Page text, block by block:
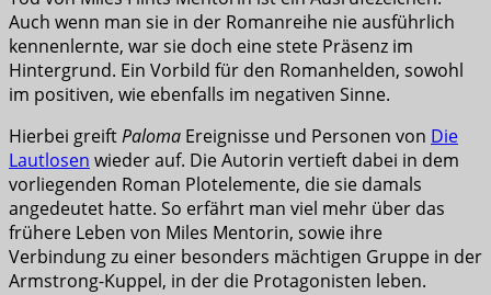
Auch wenn man sie in der Romanreihe nie ausführlich
kennenlernte, war sie doch eine stete Präsenz im
Hintergrund. Ein Vorbild für den Romanhelden, sowohl
im positiven, wie ebenfalls im negativen Sinne.
Hierbei greiftPaloma Ereignisse und Personen von Die
Lautlosen wieder auf. Die Autorin vertieft dabei in dem
vorliegenden Roman Plotelemente, die sie damals
angedeutet hatte. So erfährt man viel mehr über das
frühere Leben von Miles Mentorin, sowie ihre
Verbindung zu einer besonders mächtigen Gruppe in der
Armstrong-Kuppel, in der die Protagonisten leben.